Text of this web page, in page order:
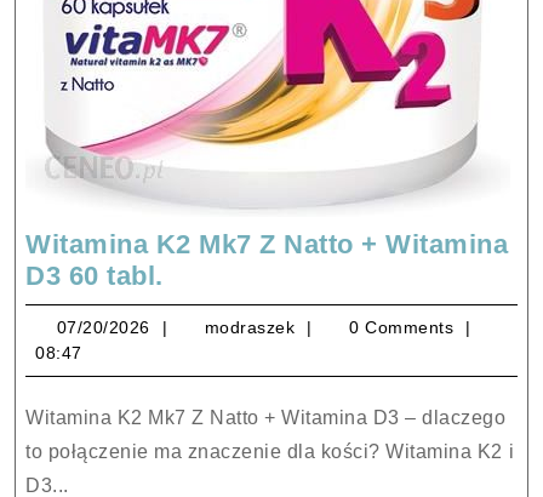
Witamina K2 Mk7 Z Natto + Witamina
D3 60 tabl.
K2
Mk7
Z
+
Witamina
07/20/2026 07/20/2026
modraszek modraszek
0 Comments
08:47
Witamina K2 Mk7 Z Natto + Witamina D3 – dlaczego
to połączenie ma znaczenie dla kości? Witamina K2 i
D3...